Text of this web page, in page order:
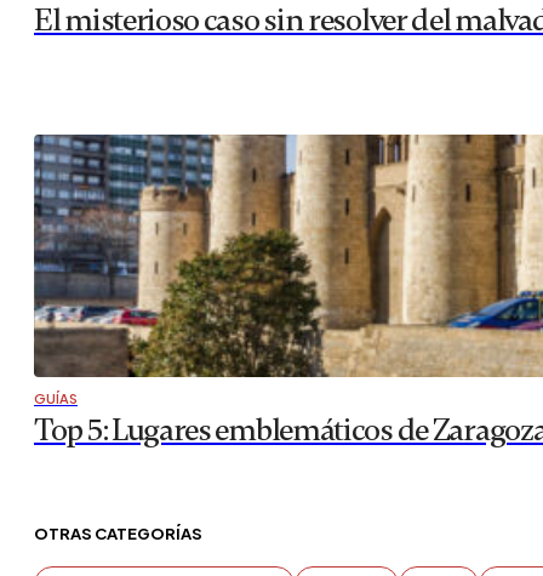
El misterioso caso sin resolver del
GUÍAS
Top 5: Lugares emblemáticos de
OTRAS CATEGORÍAS